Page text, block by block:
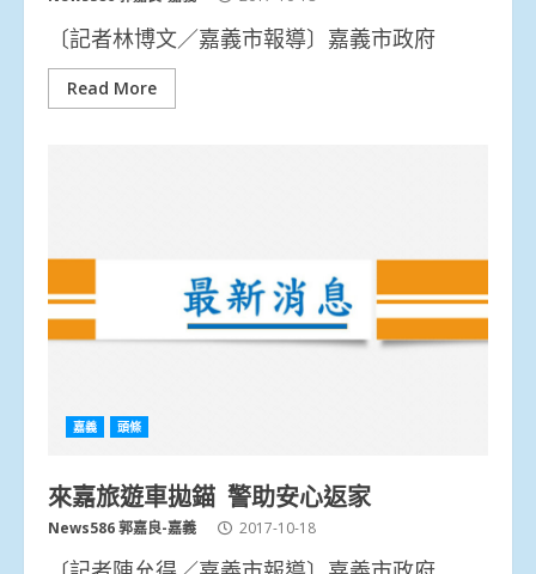
〔記者林博文／嘉義市報導〕嘉義市政府
Read More
嘉義 頭條
來嘉旅遊車拋錨 警助安心返家
News586 郭嘉良-嘉義 2017-10-18